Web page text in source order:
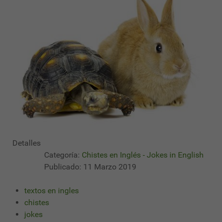
Detalles
Categoría: Chistes en Inglés - Jokes in English
Publicado: 11 Marzo 2019
textos en ingles
chistes
jokes